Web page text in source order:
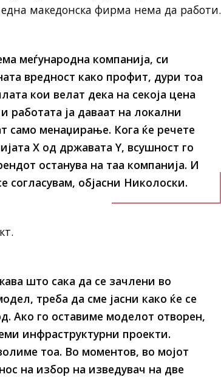
македонска фирма нема да работи.
меѓународна компанија, си
вредност како профит, дури тоа
кои велат дека на секоја цена
ја даваат на локални
само менаџирање. Кога ќе речете
Х од државата Y, всушност го
останува на таа компанија. И
согласувам, објасни Николоски.
што сака да се зачлени во
треба да сме јасни како ќе се
Ако го оставиме моделот отворен,
инфраструктурни проекти.
тоа. Во моментов, во мојот
на избор на изведувач на две